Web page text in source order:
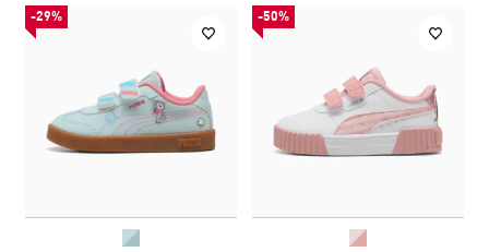
-29% -50%